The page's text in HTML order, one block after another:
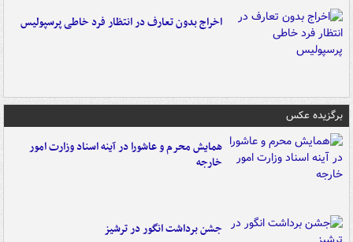
اخراج بدون تعارف در انتظار فرد خاطی پرسپولیس
برگزیده عکس
همایش محرم و عاشورا در آینه اسناد وزارت امور
خارجه
جشن برداشت انگور در ترشیز